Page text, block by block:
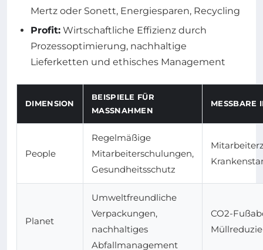
Mertz oder Sonett, Energiesparen, Recycling
Profit: Wirtschaftliche Effizienz durch
Prozessoptimierung, nachhaltige
Lieferketten und ethisches Management
DIMENSION
BEISPIELE FÜR
MASSNAHMEN
MESSBARE
People
Regelmäßige
Mitarbeiterschulungen,
Gesundheitsschutz
Planet
Umweltfreundliche
Verpackungen,
nachhaltiges
Abfallmanagement
CO2-